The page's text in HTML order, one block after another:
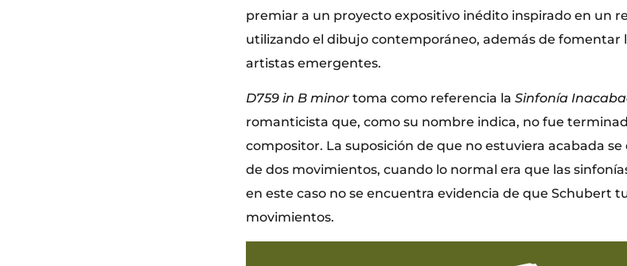
premiar a un proyecto expositivo inédito inspirado en un
utilizando el dibujo contemporáneo, además de fomentar
artistas emergentes.
D759 in B minor toma como referencia la Sinfonía
romanticista que, como su nombre indica, no fue
compositor. La suposición de que no estuviera acabada
de dos movimientos, cuando lo normal era que las
en este caso no se encuentra evidencia de que Schubert
movimientos.